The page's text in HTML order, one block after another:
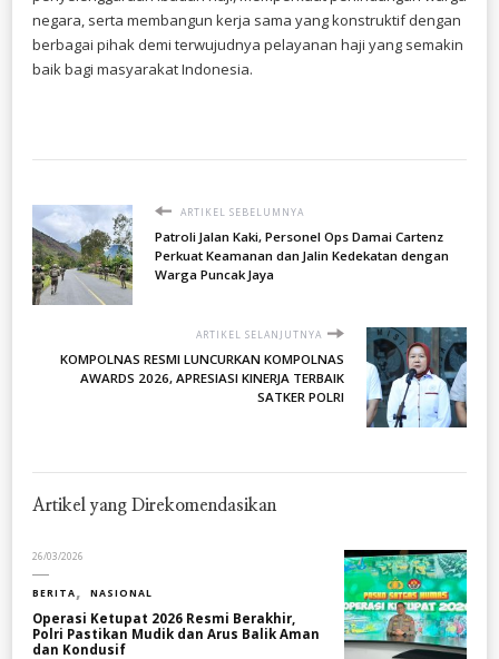
negara, serta membangun kerja sama yang konstruktif dengan
berbagai pihak demi terwujudnya pelayanan haji yang semakin
baik bagi masyarakat Indonesia.
ARTIKEL SEBELUMNYA
Patroli Jalan Kaki, Personel Ops Damai Cartenz
Perkuat Keamanan dan Jalin Kedekatan dengan
Warga Puncak Jaya
ARTIKEL SELANJUTNYA
KOMPOLNAS RESMI LUNCURKAN KOMPOLNAS
AWARDS 2026, APRESIASI KINERJA TERBAIK
SATKER POLRI
Artikel yang Direkomendasikan
26/03/2026
BERITA NASIONAL
Operasi Ketupat 2026 Resmi Berakhir,
Polri Pastikan Mudik dan Arus Balik Aman
dan Kondusif